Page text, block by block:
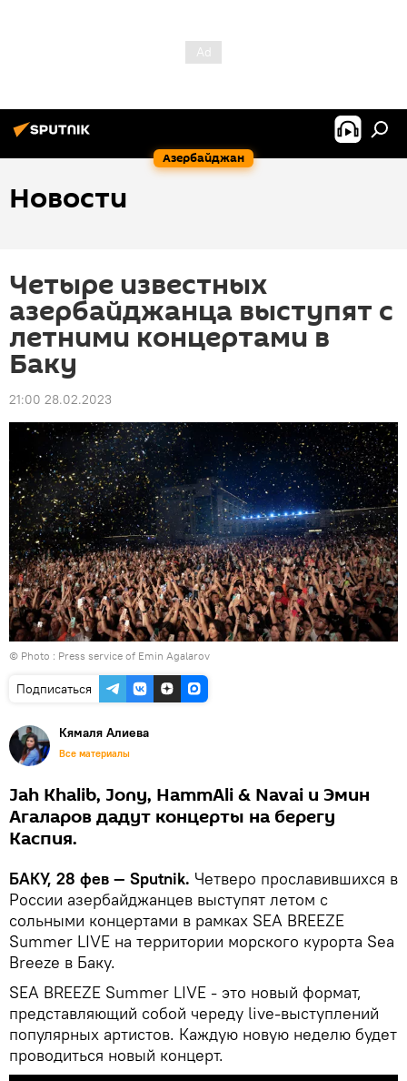
Азербайджан
Новости
Четыре известных
азербайджанца выступят с
летними концертами в
Баку
21:00 28.02.2023
© Photo : Press service of Emin Agalarov
Подписаться
Кямаля Алиева
Все материалы
Jah Khalib, Jony, HammAli & Navai и Эмин
Агаларов дадут концерты на берегу
Каспия.
БАКУ, 28 фев — Sputnik. Четверо прославившихся в
России азербайджанцев выступят летом с
сольными концертами в рамках SEA BREEZE
Summer LIVE на территории морского курорта Sea
Breeze в Баку.
SEA BREEZE Summer LIVE - это новый формат,
представляющий собой череду live-выступлений
популярных артистов. Каждую новую неделю будет
проводиться новый концерт.